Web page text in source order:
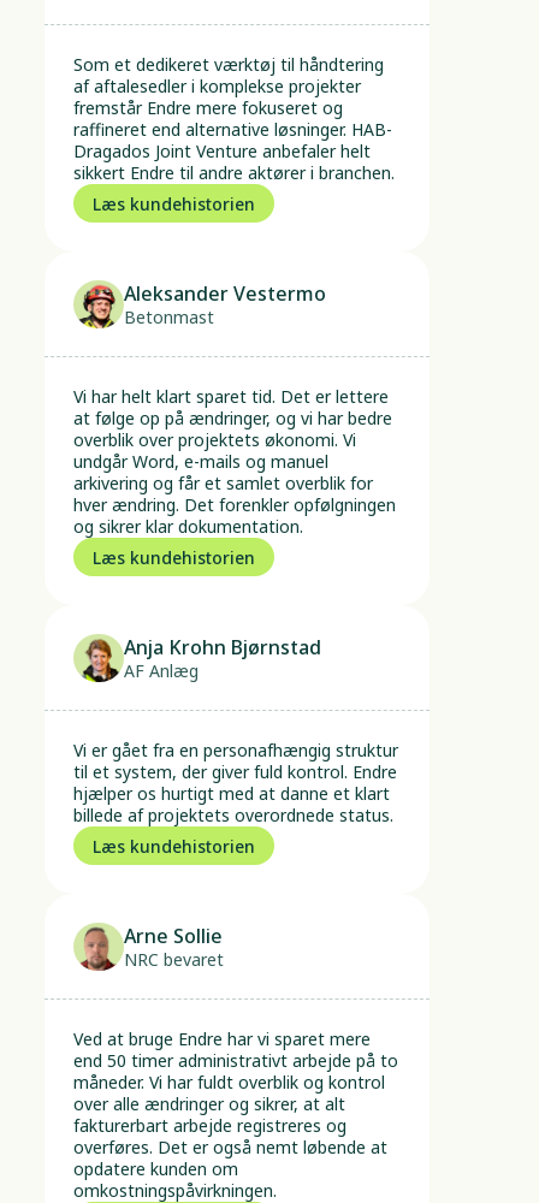
Som et dedikeret værktøj til håndtering
af aftalesedler i komplekse projekter
fremstår Endre mere fokuseret og
raffineret end alternative løsninger. HAB-
Dragados Joint Venture anbefaler helt
sikkert Endre til andre aktører i branchen.
Læs kundehistorien
Aleksander Vestermo
Betonmast
Vi har helt klart sparet tid. Det er lettere
at følge op på ændringer, og vi har bedre
overblik over projektets økonomi. Vi
undgår Word, e-mails og manuel
arkivering og får et samlet overblik for
hver ændring. Det forenkler opfølgningen
og sikrer klar dokumentation.
Læs kundehistorien
Anja Krohn Bjørnstad
AF Anlæg
Vi er gået fra en personafhængig struktur
til et system, der giver fuld kontrol. Endre
hjælper os hurtigt med at danne et klart
billede af projektets overordnede status.
Læs kundehistorien
Arne Sollie
NRC bevaret
Ved at bruge Endre har vi sparet mere
end 50 timer administrativt arbejde på to
måneder. Vi har fuldt overblik og kontrol
over alle ændringer og sikrer, at alt
fakturerbart arbejde registreres og
overføres. Det er også nemt løbende at
opdatere kunden om
omkostningspåvirkningen.